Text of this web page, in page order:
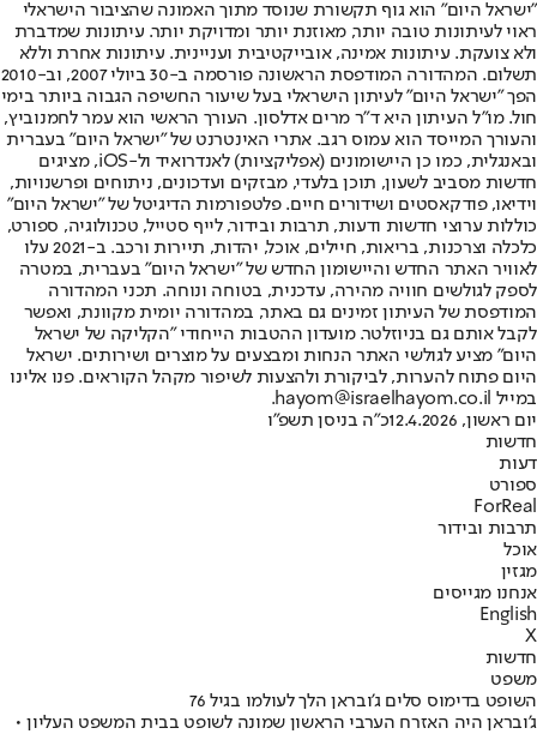
"ישראל היום" הוא גוף תקשורת שנוסד מתוך האמונה שהציבור הישראלי
ראוי לעיתונות טובה יותר, מאוזנת יותר ומדויקת יותר. עיתונות שמדברת
ולא צועקת. עיתונות אמינה, אובייקטיבית ועניינית. עיתונות אחרת וללא
תשלום. המהדורה המודפסת הראשונה פורסמה ב-30 ביולי 2007, וב-2010
הפך "ישראל היום" לעיתון הישראלי בעל שיעור החשיפה הגבוה ביותר בימי
חול. מו"ל העיתון היא ד"ר מרים אדלסון. העורך הראשי הוא עמר לחמנוביץ,
והעורך המייסד הוא עמוס רגב. אתרי האינטרנט של "ישראל היום" בעברית
ובאנגלית, כמו כן היישומונים (אפליקציות) לאנדרואיד ול-iOS, מציגים
חדשות מסביב לשעון, תוכן בלעדי, מבזקים ועדכונים, ניתוחים ופרשנויות,
וידיאו, פודקאסטים ושידורים חיים. פלטפורמות הדיגיטל של "ישראל היום"
כוללות ערוצי חדשות ודעות, תרבות ובידור, לייף סטייל, טכנולוגיה, ספורט,
כלכלה וצרכנות, בריאות, חיילים, אוכל, יהדות, תיירות ורכב. ב-2021 עלו
לאוויר האתר החדש והיישומון החדש של "ישראל היום" בעברית, במטרה
לספק לגולשים חוויה מהירה, עדכנית, בטוחה ונוחה. תכני המהדורה
המודפסת של העיתון זמינים גם באתר, במהדורה יומית מקוונת, ואפשר
לקבל אותם גם בניוזלטר. מועדון ההטבות הייחודי "הקליקה של ישראל
היום" מציע לגולשי האתר הנחות ומבצעים על מוצרים ושירותים. ישראל
היום פתוח להערות, לביקורת ולהצעות לשיפור מקהל הקוראים. פנו אלינו
במייל hayom@israelhayom.co.il.
יום ראשון, 12.4.2026
כ"ה בניסן תשפ"ו
חדשות
דעות
ספורט
ForReal
תרבות ובידור
אוכל
מגזין
אנחנו מגייסים
English
X
חדשות
משפט
השופט בדימוס סלים ג'ובראן הלך לעולמו בגיל 76
ג'ובראן היה האזרח הערבי הראשון שמונה לשופט בבית המשפט העליון •